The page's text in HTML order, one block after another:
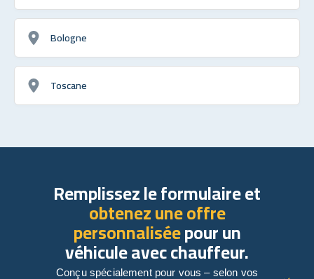
Bologne
Toscane
Remplissez le formulaire et
obtenez une offre
personnaliséepour un
véhicule avec chauffeur.
Conçu spécialement pour vous – selon vos